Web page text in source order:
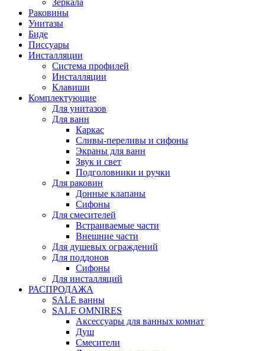
Зеркала
Раковины
Унитазы
Биде
Писсуары
Инсталляции
Система профилей
Инсталляции
Клавиши
Комплектующие
Для унитазов
Для ванн
Каркас
Сливы-переливы и сифоны
Экраны для ванн
Звук и свет
Подголовники и ручки
Для раковин
Донные клапаны
Сифоны
Для смесителей
Встраиваемые части
Внешние части
Для душевых ограждений
Для поддонов
Сифоны
Для инсталляций
РАСПРОДАЖА
SALE ванны
SALE OMNIRES
Аксессуары для ванных комнат
Душ
Смесители